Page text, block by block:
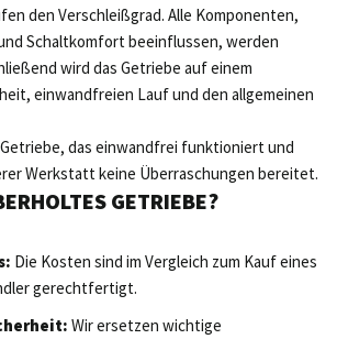
den Verschleißgrad. Alle Komponenten,
Schaltkomfort beeinflussen, werden
wird das Getriebe auf einem
einwandfreien Lauf und den allgemeinen
das einwandfrei funktioniert und
Werkstatt keine Überraschungen bereitet.
GETRIEBE?
Die Kosten sind im Vergleich zum Kauf eines
gerechtfertigt.
Wir ersetzen wichtige